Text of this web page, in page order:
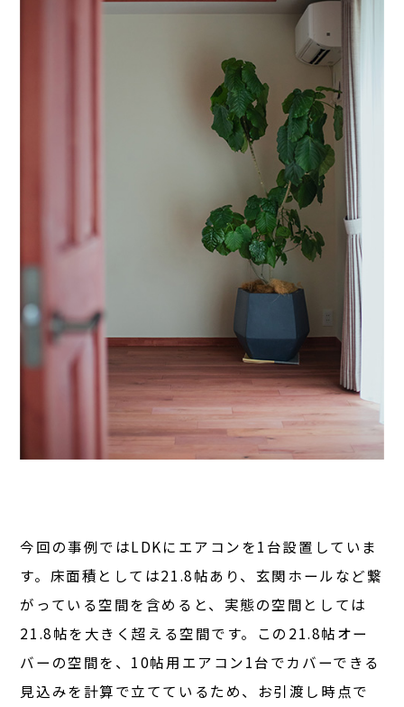
今回の事例ではLDKにエアコンを1台設置していま
す。床面積としては21.8帖あり、玄関ホールなど繋
がっている空間を含めると、実態の空間としては
21.8帖を大きく超える空間です。この21.8帖オー
バーの空間を、10帖用エアコン1台でカバーできる
見込みを計算で立てているため、お引渡し時点で